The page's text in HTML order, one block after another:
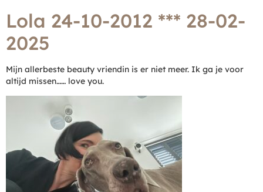
Lola 24-10-2012 *** 28-02-
2025
Mijn allerbeste beauty vriendin is er niet meer. Ik ga je voor
altijd missen…… love you.